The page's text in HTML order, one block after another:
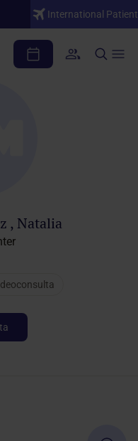
International Patient
, Natalia